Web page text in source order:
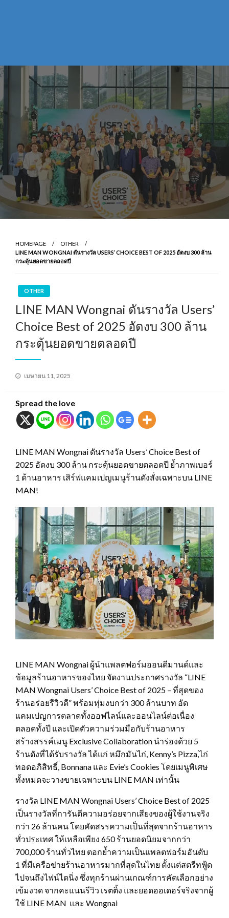
HOMEPAGE
OTHER
LINE MAN WONGNAI ดันรางวัล USERS’ CHOICE BEST OF 2025 อัดงบ 300 ล้าน
กระตุ้นยอดขายตลอดปี
OTHER
LINE MAN Wongnai ดันรางวัล Users’
Choice Best of 2025 อัดงบ 300 ล้าน
กระตุ้นยอดขายตลอดปี
Posted
เมษายน 11, 2025
Spread the love
LINE MAN Wongnai ดันรางวัล Users’ Choice Best of
2025 อัดงบ 300 ล้าน กระตุ้นยอดขายตลอดปี ย้ำภาพเบอร์
1 ด้านอาหาร เสิร์ฟแคมเปญเมนูร้านดังสั่งเฉพาะบน LINE
MAN!
LINE MAN Wongnai ผู้นำแพลตฟอร์มออนดีมานด์และ
ข้อมูลร้านอาหารของไทย จัดงานประกาศรางวัล “LINE
MAN Wongnai Users’ Choice Best of 2025 – ที่สุดของ
ร้านอร่อยรีวิวดี” พร้อมทุ่มงบกว่า 300 ล้านบาท อัด
แคมเปญการตลาดทั้งออฟไลน์และออนไลน์ต่อเนื่อง
ตลอดทั้งปี และเปิดตัวความร่วมมือกับร้านอาหาร
สร้างสรรค์เมนู Exclusive Collaboration นำร่องด้วย 5
ร้านดังที่ได้รับรางวัล ได้แก่ หมึกมันไก่, Kenny’s Pizza,ไก่
ทอดอภิสิทธิ์, Bonnana และ Evie’s Cookies โดยเมนูพิเศษ
ทั้งหมดจะวางขายเฉพาะบน LINE MAN เท่านั้น
รางวัล LINE MAN Wongnai Users’ Choice Best of 2025
เป็นรางวัลที่การันตีความอร่อยจากเสียงของผู้ใช้งานจริง
กว่า 26 ล้านคน โดยคัดสรรความเป็นที่สุดจากร้านอาหาร
ทั่วประเทศ ให้เหลือเพียง 650 ร้านยอดนิยมจากกว่า
700,000 ร้านทั่วไทย ตอกย้ำความเป็นแพลตฟอร์มอันดับ
1 ที่มีเครือข่ายร้านอาหารมากที่สุดในไทย ตั้งแต่สตรีทฟู้ด
ไปจนถึงไฟน์ไดนิ่ง ซึ่งทุกร้านผ่านเกณฑ์การคัดเลือกอย่าง
เข้มงวด จากคะแนนรีวิว เรตติ้ง และยอดออเดอร์จริงจากผู้
ใช้ LINE MAN และ Wongnai